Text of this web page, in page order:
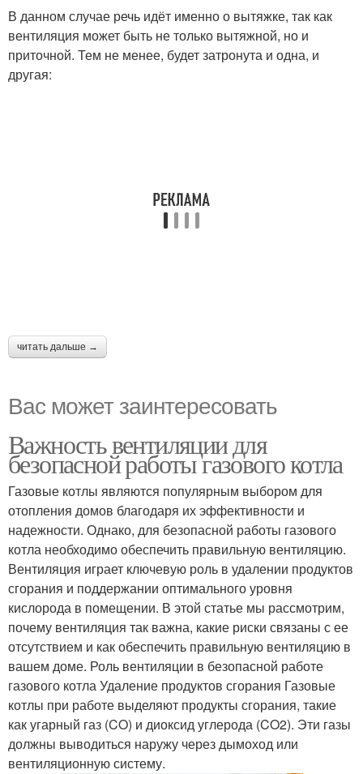
В данном случае речь идёт именно о вытяжке, так как
вентиляция может быть не только вытяжной, но и
приточной. Тем не менее, будет затронута и одна, и
другая:
читать дальше →
Вас может заинтересовать
Важность вентиляции для
безопасной работы газового котла
Газовые котлы являются популярным выбором для
отопления домов благодаря их эффективности и
надежности. Однако, для безопасной работы газового
котла необходимо обеспечить правильную вентиляцию.
Вентиляция играет ключевую роль в удалении продуктов
сгорания и поддержании оптимального уровня
кислорода в помещении. В этой статье мы рассмотрим,
почему вентиляция так важна, какие риски связаны с ее
отсутствием и как обеспечить правильную вентиляцию в
вашем доме. Роль вентиляции в безопасной работе
газового котла Удаление продуктов сгорания Газовые
котлы при работе выделяют продукты сгорания, такие
как угарный газ (CO) и диоксид углерода (CO2). Эти газы
должны выводиться наружу через дымоход или
вентиляционную систему.